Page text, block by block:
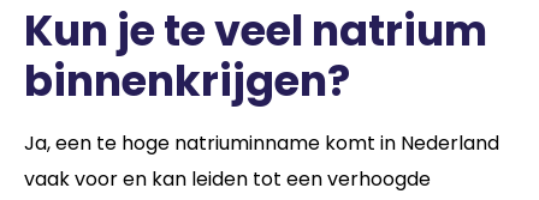
Kun je te veel natrium
binnenkrijgen?
Ja, een te hoge natriuminname komt in Nederland
vaak voor en kan leiden tot een verhoogde